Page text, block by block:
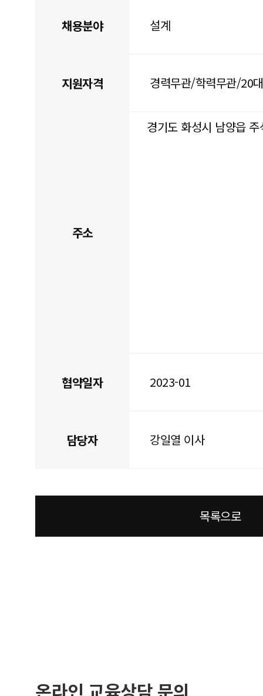
채용분야 설계
지원자격 경력무관/학력무관/20
주소
경기도 화성시 남양읍
협약일자 2023-01
담당자 강일열 이사
목록으로
온라인 교육상담 문의